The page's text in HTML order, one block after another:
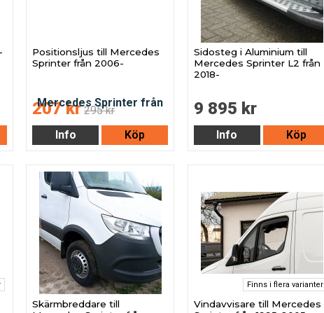
Positionsljus till Mercedes
Sprinter från 2006-
207 kr 295 kr
Info
Köp
Sidosteg i Aluminium till
Mercedes Sprinter L2 från
2018-
9 895 kr
Info Köp
Skärmbreddare till
Finns i flera varianter
Vindavvisare till Mercedes